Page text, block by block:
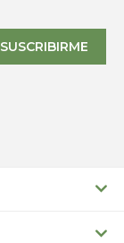
SUSCRIBIRME